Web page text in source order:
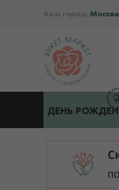
Ваш город: Москва
ДЕНЬ